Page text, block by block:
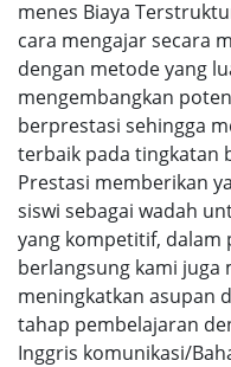
menes Biaya
cara mengajar secara
dengan metode yang
mengembangkan
berprestasi sehingga
terbaik pada tingkatan
Prestasi memberikan
siswi sebagai wadah
yang kompetitif, dalam
berlangsung kami
meningkatkan asupan
tahap pembelajaran
Inggris komunikasi/